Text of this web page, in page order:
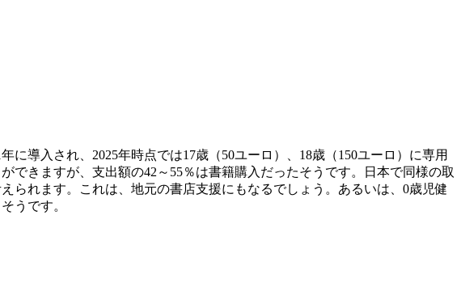
に導入され、2025年時点では17歳（50ユーロ）、18歳（150ユーロ）に専用
きますが、支出額の42～55％は書籍購入だったそうです。日本で同様の取
られます。これは、地元の書店支援にもなるでしょう。あるいは、0歳児健
うです。